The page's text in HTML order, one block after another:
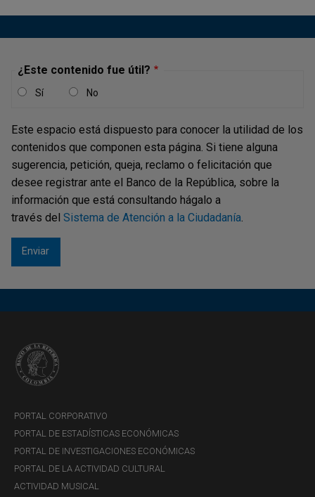
¿Este contenido fue útil?
Sí No
Este espacio está dispuesto para conocer la utilidad de los
contenidos que componen esta página. Si tiene alguna
sugerencia, petición, queja, reclamo o felicitación que
desee registrar ante el Banco de la República, sobre la
información que está consultando hágalo a
través del Sistema de Atención a la Ciudadanía.
PORTAL CORPORATIVO
PORTAL DE ESTADÍSTICAS ECONÓMICAS
PORTAL DE INVESTIGACIONES ECONÓMICAS
PORTAL DE LA ACTIVIDAD CULTURAL
ACTIVIDAD MUSICAL